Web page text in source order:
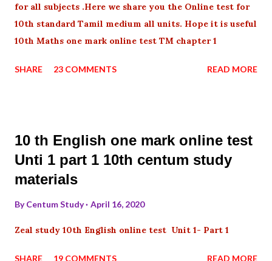
for all subjects .Here we share you the Online test for
10th standard Tamil medium all units. Hope it is useful
10th Maths one mark online test TM chapter 1
SHARE 23 COMMENTS READ MORE
10 th English one mark online test
Unti 1 part 1 10th centum study
materials
ByCentum Study April 16, 2020
Zeal study 10th English online test Unit 1- Part 1
SHARE 19 COMMENTS READ MORE